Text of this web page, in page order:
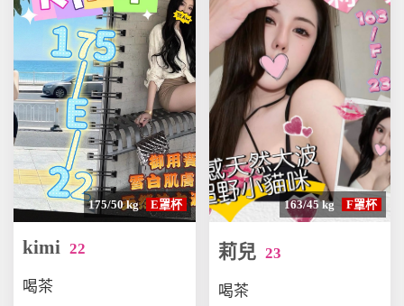
175/50 kg E罩杯
kimi22
喝茶
163/45 kg F罩杯
莉兒 23
喝茶